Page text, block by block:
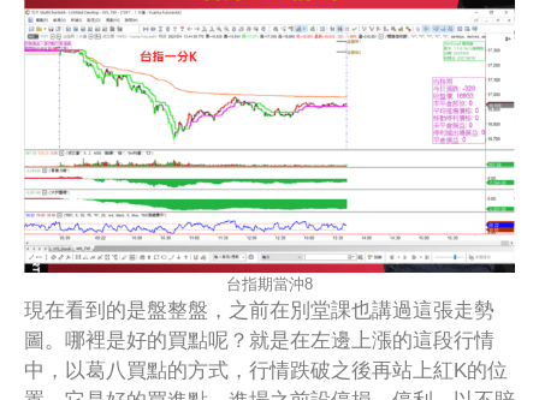
台指期當沖8
現在看到的是盤整盤，之前在別堂課也講過這張走勢
圖。哪裡是好的買點呢？就是在左邊上漲的這段行情
中，以葛八買點的方式，行情跌破之後再站上紅K的位